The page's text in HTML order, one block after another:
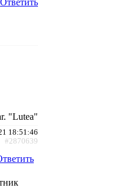
"Lutea"
18:51:46
#2870639